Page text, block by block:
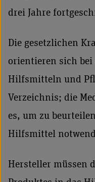
drei Jahre
Die gesetzlichen
orientieren sich
Hilfsmitteln und
Verzeichnis; die
es, um zu
Hilfsmittel
Hersteller müssen